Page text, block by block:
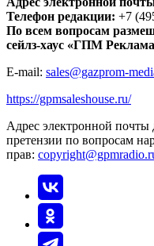
Телефон редакции: +7
По всем вопросам
сейлз-хаус «ГПМ
E-mail: sales@gazprom-
https://gpmsaleshouse.ru/
Адрес электронной почты
претензии по вопросам
прав: